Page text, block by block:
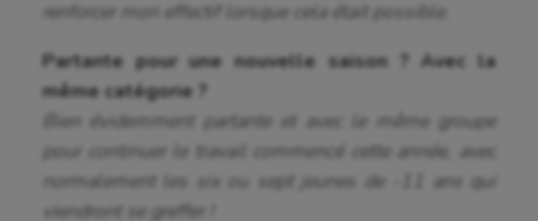
Flag football
Football américain
Futsal
renforcer mon effectif lorsque cela était possible.
Partante pour une nouvelle saison ? Avec la
même catégorie ?
Bien évidemment partante et avec le même groupe
pour continuer le travail commencé cette année, avec
normalement les six ou sept jeunes de -11 ans qui
viendront se greffer